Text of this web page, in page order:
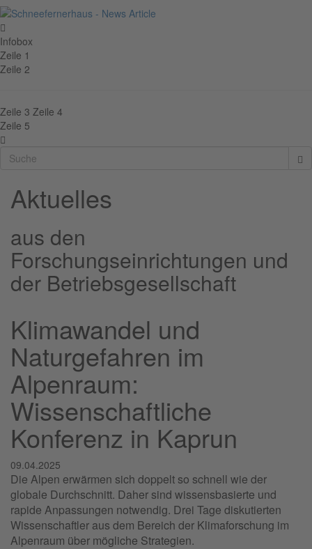
Infobox
Zeile 1
Zeile 2
Zeile 3 Zeile 4
Zeile 5
Aktuelles
aus den
Forschungseinrichtungen und
der Betriebsgesellschaft
Klimawandel und
Naturgefahren im
Alpenraum:
Wissenschaftliche
Konferenz in Kaprun
09.04.2025
Die Alpen erwärmen sich doppelt so schnell wie der
globale Durchschnitt. Daher sind wissensbasierte und
rapide Anpassungen notwendig. Drei Tage diskutierten
Wissenschaftler aus dem Bereich der Klimaforschung im
Alpenraum über mögliche Strategien.